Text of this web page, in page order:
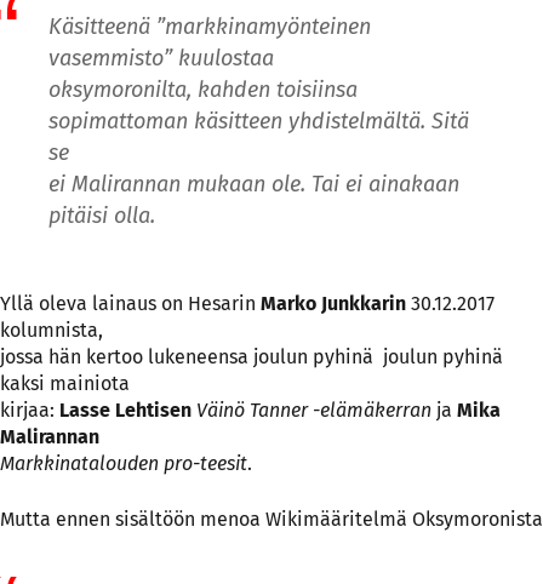
Käsitteenä ”markkinamyönteinen
vasemmisto” kuulostaa
oksymoronilta, kahden toisiinsa
sopimattoman käsitteen yhdistelmältä. Sitä
se
ei Malirannan mukaan ole. Tai ei ainakaan
pitäisi olla.
Yllä oleva lainaus on Hesarin Marko Junkkarin 30.12.2017
kolumnista,
jossa hän kertoo lukeneensa joulun pyhinä joulun pyhinä
kaksi mainiota
kirjaa: Lasse Lehtisen Väinö Tanner -elämä­kerran ja Mika
Malirannan
Markkina­talouden ­pro-teesit.
Mutta ennen sisältöön menoa Wikimääritelmä Oksymoronista